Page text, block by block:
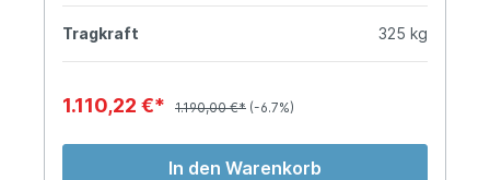
Tragkraft 325 kg
1.110,22 €* 1.190,00 €* (-6.7%)
In den Warenkorb